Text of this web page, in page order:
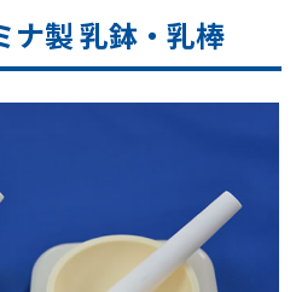
ナ製 乳鉢・乳棒